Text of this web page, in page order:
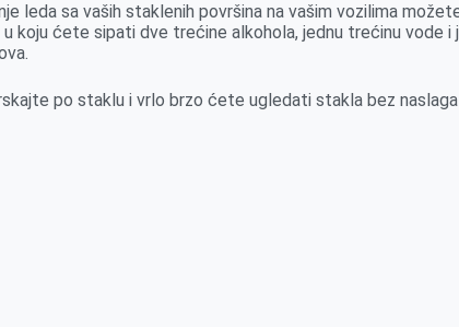
leda sa vaših staklenih površina na vašim vozilima
u koju ćete sipati dve trećine alkohola, jednu trećinu vode
po staklu i vrlo brzo ćete ugledati stakla bez